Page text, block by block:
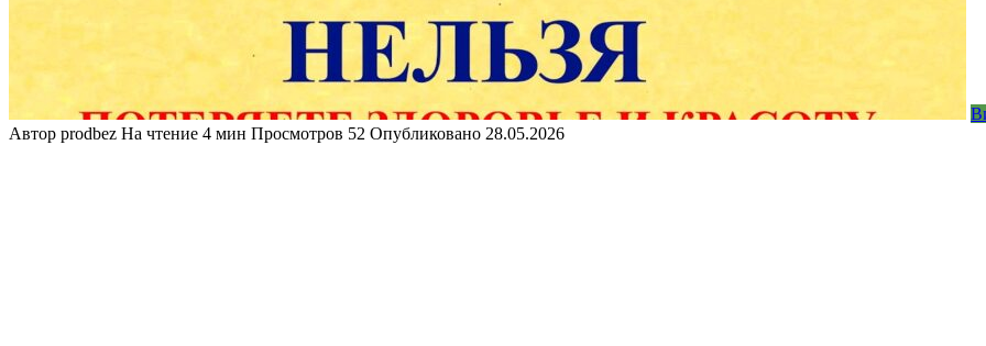
Автор prodbez На чтение 4 мин Просмотров 52 Опубликовано 28.05.2026